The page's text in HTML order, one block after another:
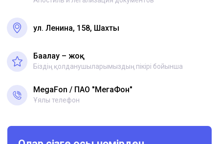
ул. Ленина, 158, Шахты
Бағалау – жоқ
Біздің қолданушыларымыздың пікірі бойынша
MegaFon ПАО "МегаФон"
Ұялы телефон